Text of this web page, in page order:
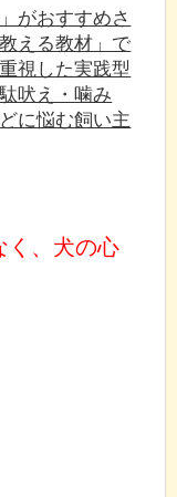
がおすすめさ
える教材」で
視した実践型
吠え・噛み
に悩む飼い主
く、犬の心